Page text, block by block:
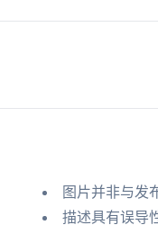
图片并非与发
描述具有误导